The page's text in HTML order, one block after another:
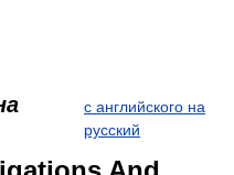
с английского на
русский